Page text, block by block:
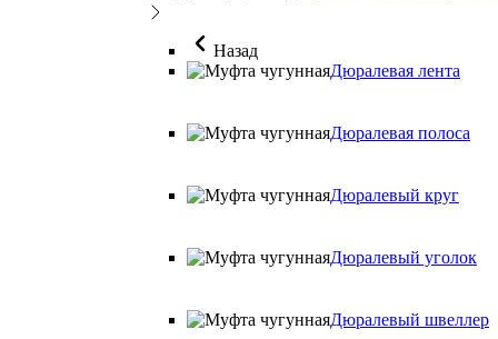
Назад
Дюралевая лента
Дюралевая полоса
Дюралевый круг
Дюралевый уголок
Дюралевый швеллер